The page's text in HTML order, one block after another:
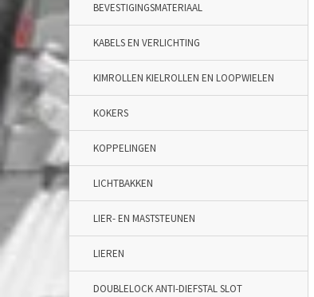
BEVESTIGINGSMATERIAAL
KABELS EN VERLICHTING
KIMROLLEN KIELROLLEN EN LOOPWIELEN
KOKERS
KOPPELINGEN
LICHTBAKKEN
LIER- EN MASTSTEUNEN
LIEREN
DOUBLELOCK ANTI-DIEFSTAL SLOT